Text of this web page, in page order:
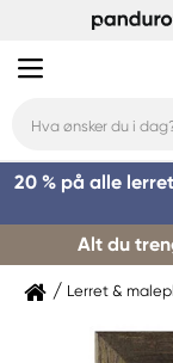
20 % på alle
Alt du
Lerret &